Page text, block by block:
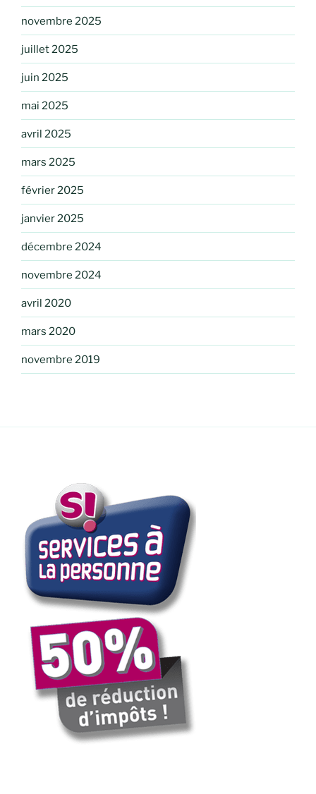
novembre 2025
juillet 2025
juin 2025
mai 2025
avril 2025
mars 2025
février 2025
janvier 2025
décembre 2024
novembre 2024
avril 2020
mars 2020
novembre 2019